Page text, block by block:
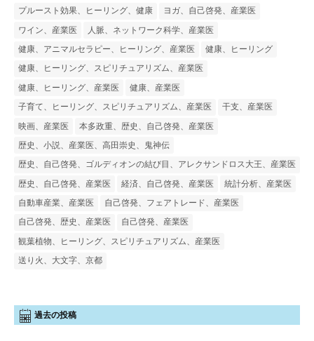
プルースト効果、ヒーリング、健康
ヨガ、自己啓発、産業医
ワイン、産業医
人脈、ネットワーク科学、産業医
健康、アニマルセラピー、ヒーリング、産業医
健康、ヒーリング
健康、ヒーリング、スピリチュアリズム、産業医
健康、ヒーリング、産業医
健康、産業医
子育て、ヒーリング、スピリチュアリズム、産業医
干支、産業医
映画、産業医
本多政重、歴史、自己啓発、産業医
歴史、小説、産業医、高田崇史、鬼神伝
歴史、自己啓発、ゴルディオンの結び目、アレクサンドロス大王、産業医
歴史、自己啓発、産業医
経済、自己啓発、産業医
統計分析、産業医
自動車産業、産業医
自己啓発、フェアトレード、産業医
自己啓発、歴史、産業医
自己啓発、産業医
観葉植物、ヒーリング、スピリチュアリズム、産業医
送り火、大文字、京都
過去の投稿